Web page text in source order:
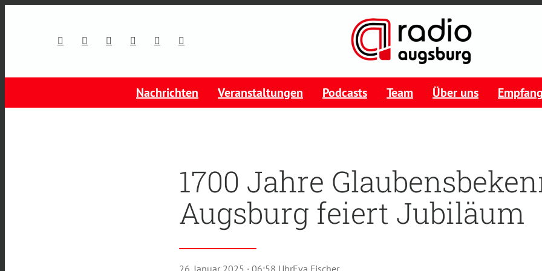
Nachrichten Veranstaltungen Podcasts Team Über uns Empfang
1700 Jahre
Augsburg feiert Jubiläum